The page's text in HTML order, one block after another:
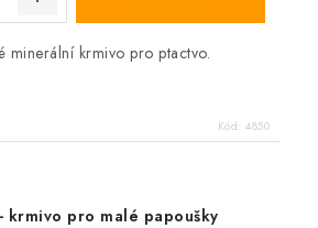
minerální krmivo pro ptactvo.
Kód: 4850
krmivo pro malé papoušky